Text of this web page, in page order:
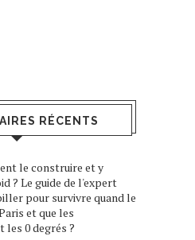
RÉCENTS
le construire et y
? Le guide de l'expert
pour survivre quand le
et que les
0 degrés ?